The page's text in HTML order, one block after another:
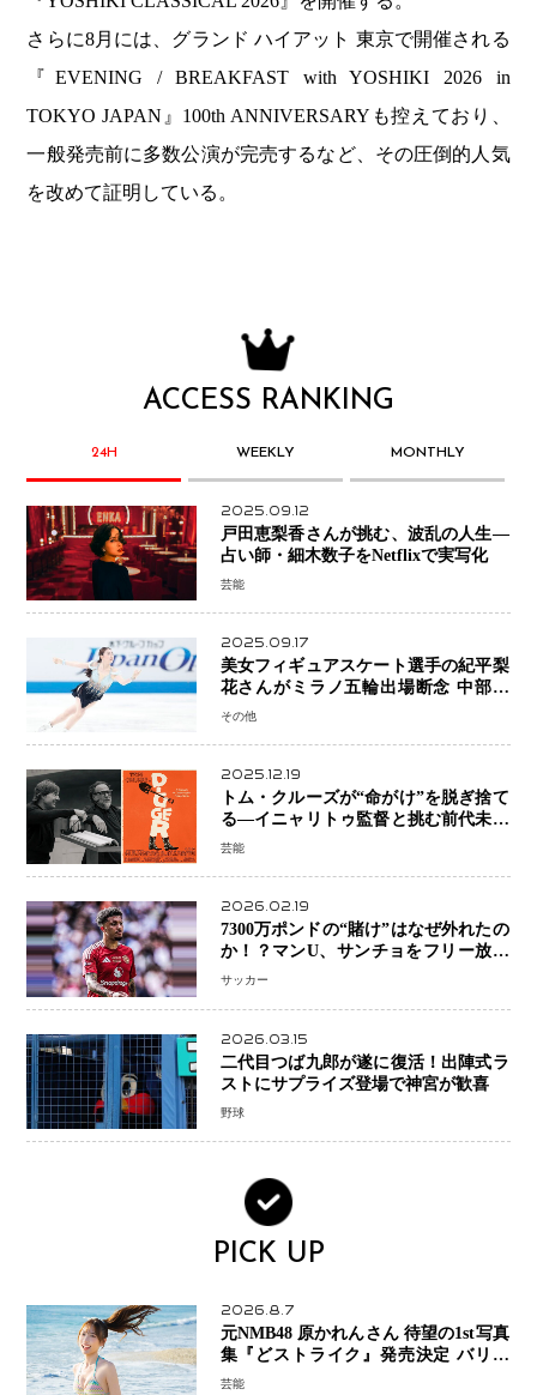
さらに8月には、グランド ハイアット 東京で開催される
『EVENING / BREAKFAST with YOSHIKI 2026 in
TOKYO JAPAN』100th ANNIVERSARYも控えており、
一般発売前に多数公演が完売するなど、その圧倒的人気
を改めて証明している。
ACCESS RANKING
24H WEEKLY MONTHLY
2025.09.12
戸田恵梨香さんが挑む、波乱の人生―
占い師・細木数子をNetflixで実写化
芸能
2025.09.17
美女フィギュアスケート選手の紀平梨
花さんがミラノ五輪出場断念 中部選
手権欠場を発表「安全最優先の判断」
その他
2025.12.19
トム・クルーズが“命がけ”を脱ぎ捨て
る―イニャリトゥ監督と挑む前代未聞
の大惨事コメディ「DIGGER ディガ
芸能
2026.02.19
7300万ポンドの“賭け”はなぜ外れたの
か！？マンU、サンチョをフリー放出
へ・・・補強戦略の転換点に
サッカー
2026.03.15
二代目つば九郎が遂に復活！出陣式ラ
ストにサプライズ登場で神宮が歓喜
野球
PICK UP
2026.8.7
元NMB48 原かれんさん 待望の1st写真
集『どストライク』発売決定 バリで
魅せる25歳の新境地
芸能